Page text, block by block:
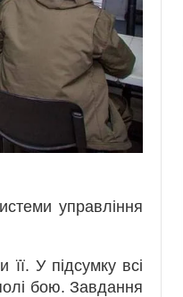
управління
У підсумку всі
бою. Завдання